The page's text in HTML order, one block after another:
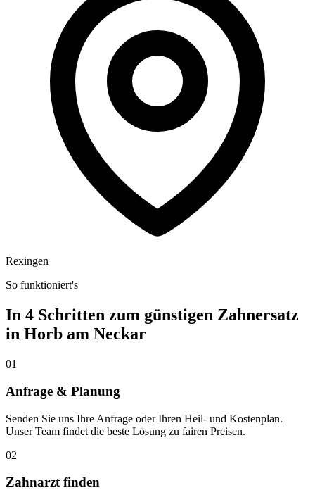
Rexingen
So funktioniert's
In 4 Schritten zum günstigen Zahnersatz
in Horb am Neckar
01
Anfrage & Planung
Senden Sie uns Ihre Anfrage oder Ihren Heil- und Kostenplan.
Unser Team findet die beste Lösung zu fairen Preisen.
02
Zahnarzt finden